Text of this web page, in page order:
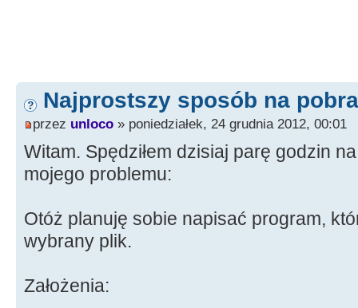
Najprostszy sposób na
przez unloco » poniedziałek, 24 grudnia 2012, 00:01
Witam. Spędziłem dzisiaj parę godzin
mojego problemu:
Otóż planuję sobie napisać program,
wybrany plik.
Założenia: